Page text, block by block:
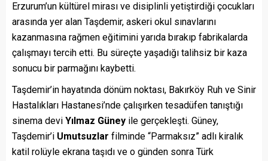
Erzurum’un kültürel mirası ve disiplinli yetiştirdiği çocukları
arasında yer alan Taşdemir, askeri okul sınavlarını
kazanmasına rağmen eğitimini yarıda bırakıp fabrikalarda
çalışmayı tercih etti. Bu süreçte yaşadığı talihsiz bir kaza
sonucu bir parmağını kaybetti.
Taşdemir’in hayatında dönüm noktası, Bakırköy Ruh ve Sinir
Hastalıkları Hastanesi’nde çalışırken tesadüfen tanıştığı
sinema devi Yılmaz Güney ile gerçekleşti. Güney,
Taşdemir’i Umutsuzlar filminde “Parmaksız” adlı kiralık
katil rolüyle ekrana taşıdı ve o günden sonra Türk